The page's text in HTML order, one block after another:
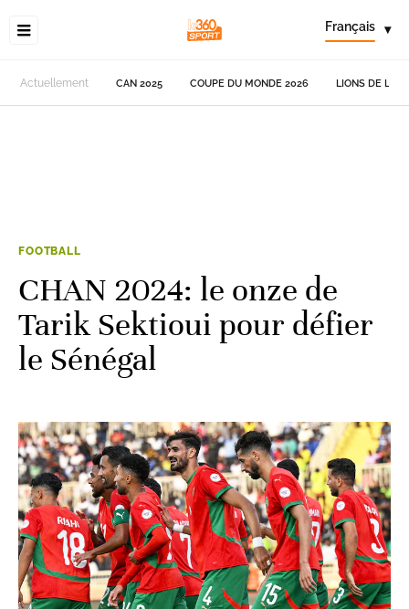
Français ▾
Actuellement CAN 2025 COUPE DU MONDE 2026 LIONS DE
FOOTBALL
CHAN 2024: le onze de
Tarik Sektioui pour défier
le Sénégal